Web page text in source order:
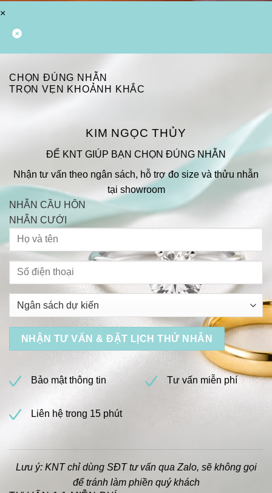
×
CHỌN ĐÚNG NHẪN
TRỌN VẸN KHOẢNH KHẮC
KIM NGỌC THỦY
ĐỂ KNT GIÚP BẠN CHỌN ĐÚNG NHẪN
Nhận tư vấn theo ngân sách, hỗ trợ đo size và thửu nhẫn
tại showroom
NHẪN CẦU HÔN
NHẪN CƯỚI
Bảo mật thông tin Tư vấn miễn phí
Liên hệ trong 15 phút
Lưu ý: KNT chỉ dùng SĐT tư vấn qua Zalo, sẽ không gọi
để tránh làm phiền quý khách